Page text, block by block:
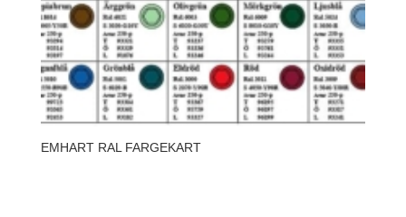
EMHART RAL FARGEKART